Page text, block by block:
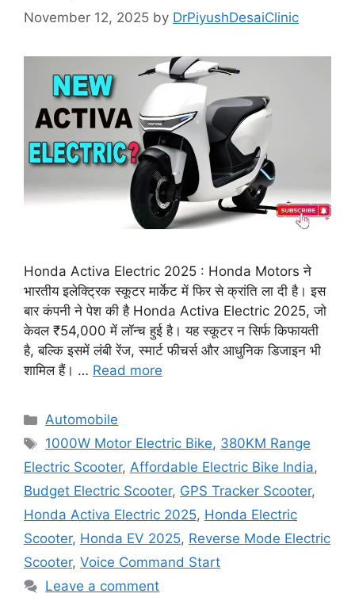
November 12, 2025 by DrPiyushDesaiClinic
Honda Activa Electric 2025 : Honda Motors ने
भारतीय इलेक्ट्रिक स्कूटर मार्केट में फिर से क्रांति ला दी है। इस
बार कंपनी ने पेश की है Honda Activa Electric 2025, जो
केवल ₹54,000 में लॉन्च हुई है। यह स्कूटर न सिर्फ किफायती
है, बल्कि इसमें लंबी रेंज, स्मार्ट फीचर्स और आधुनिक डिजाइन भी
शामिल हैं। … Read more
Categories
Automobile
Tags
1000W Motor Electric Bike, 380KM Range
Electric Scooter, Affordable Electric Bike India,
Budget Electric Scooter, GPS Tracker Scooter,
Honda Activa Electric 2025, Honda Electric
Scooter, Honda EV 2025, Reverse Mode Electric
Scooter, Voice Command Start
Leave a comment